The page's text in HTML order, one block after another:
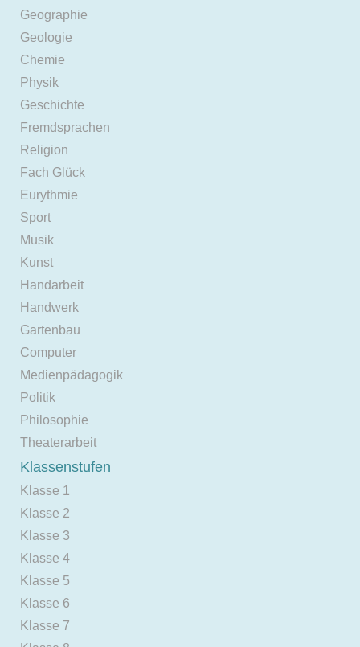
Geographie
Geologie
Chemie
Physik
Geschichte
Fremdsprachen
Religion
Fach Glück
Eurythmie
Sport
Musik
Kunst
Handarbeit
Handwerk
Gartenbau
Computer
Medienpädagogik
Politik
Philosophie
Theaterarbeit
Klassenstufen
Klasse 1
Klasse 2
Klasse 3
Klasse 4
Klasse 5
Klasse 6
Klasse 7